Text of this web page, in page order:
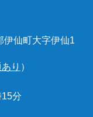
伊仙町大字伊仙1
り ）
15分